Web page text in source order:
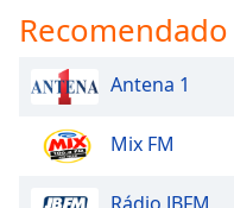
Text
Color
Opacity
Recomendado
Antena 1
Mix FM